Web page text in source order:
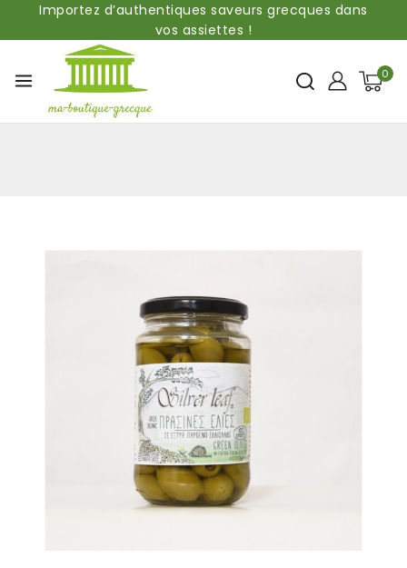
Importez d’authentiques saveurs grecques dans
vos assiettes !
0